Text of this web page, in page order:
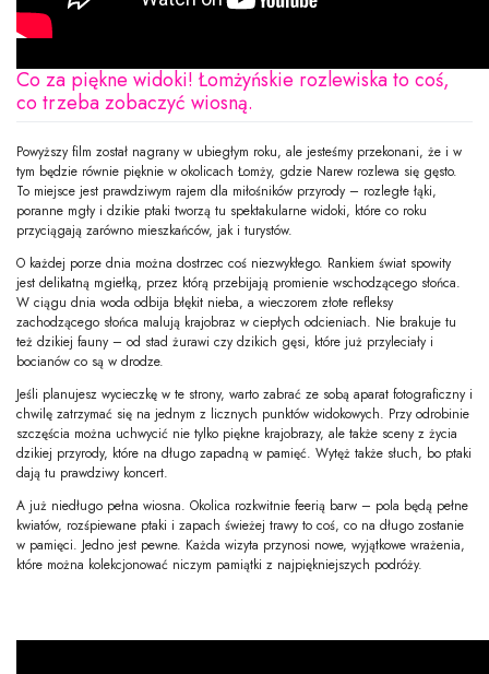
Co za piękne widoki! Łomżyńskie rozlewiska to coś,
co trzeba zobaczyć wiosną.
Powyższy film został nagrany w ubiegłym roku, ale jesteśmy przekonani, że i w
tym będzie równie pięknie w okolicach Łomży, gdzie Narew rozlewa się gęsto.
To miejsce jest prawdziwym rajem dla miłośników przyrody – rozległe łąki,
poranne mgły i dzikie ptaki tworzą tu spektakularne widoki, które co roku
przyciągają zarówno mieszkańców, jak i turystów.
O każdej porze dnia można dostrzec coś niezwykłego. Rankiem świat spowity
jest delikatną mgiełką, przez którą przebijają promienie wschodzącego słońca.
W ciągu dnia woda odbija błękit nieba, a wieczorem złote refleksy
zachodzącego słońca malują krajobraz w ciepłych odcieniach. Nie brakuje tu
też dzikiej fauny – od stad żurawi czy dzikich gęsi, które już przyleciały i
bocianów co są w drodze.
Jeśli planujesz wycieczkę w te strony, warto zabrać ze sobą aparat fotograficzny i
chwilę zatrzymać się na jednym z licznych punktów widokowych. Przy odrobinie
szczęścia można uchwycić nie tylko piękne krajobrazy, ale także sceny z życia
dzikiej przyrody, które na długo zapadną w pamięć. Wytęż także słuch, bo ptaki
dają tu prawdziwy koncert.
A już niedługo pełna wiosna. Okolica rozkwitnie feerią barw – pola będą pełne
kwiatów, rozśpiewane ptaki i zapach świeżej trawy to coś, co na długo zostanie
w pamięci. Jedno jest pewne. Każda wizyta przynosi nowe, wyjątkowe wrażenia,
które można kolekcjonować niczym pamiątki z najpiękniejszych podróży.